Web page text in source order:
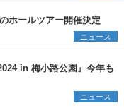
ホールツアー開催決定
ニュース
in 梅小路公園』今年も
ニュース